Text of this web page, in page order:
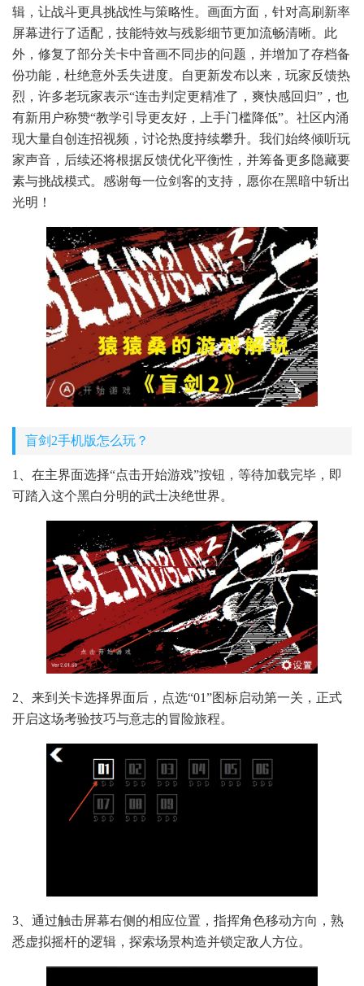
辑，让战斗更具挑战性与策略性。画面方面，针对高刷新率
屏幕进行了适配，技能特效与残影细节更加流畅清晰。此
外，修复了部分关卡中音画不同步的问题，并增加了存档备
份功能，杜绝意外丢失进度。自更新发布以来，玩家反馈热
烈，许多老玩家表示“连击判定更精准了，爽快感回归”，也
有新用户称赞“教学引导更友好，上手门槛降低”。社区内涌
现大量自创连招视频，讨论热度持续攀升。我们始终倾听玩
家声音，后续还将根据反馈优化平衡性，并筹备更多隐藏要
素与挑战模式。感谢每一位剑客的支持，愿你在黑暗中斩出
光明！
盲剑2手机版怎么玩？
1、在主界面选择“点击开始游戏”按钮，等待加载完毕，即
可踏入这个黑白分明的武士决绝世界。
2、来到关卡选择界面后，点选“01”图标启动第一关，正式
开启这场考验技巧与意志的冒险旅程。
3、通过触击屏幕右侧的相应位置，指挥角色移动方向，熟
悉虚拟摇杆的逻辑，探索场景构造并锁定敌人方位。